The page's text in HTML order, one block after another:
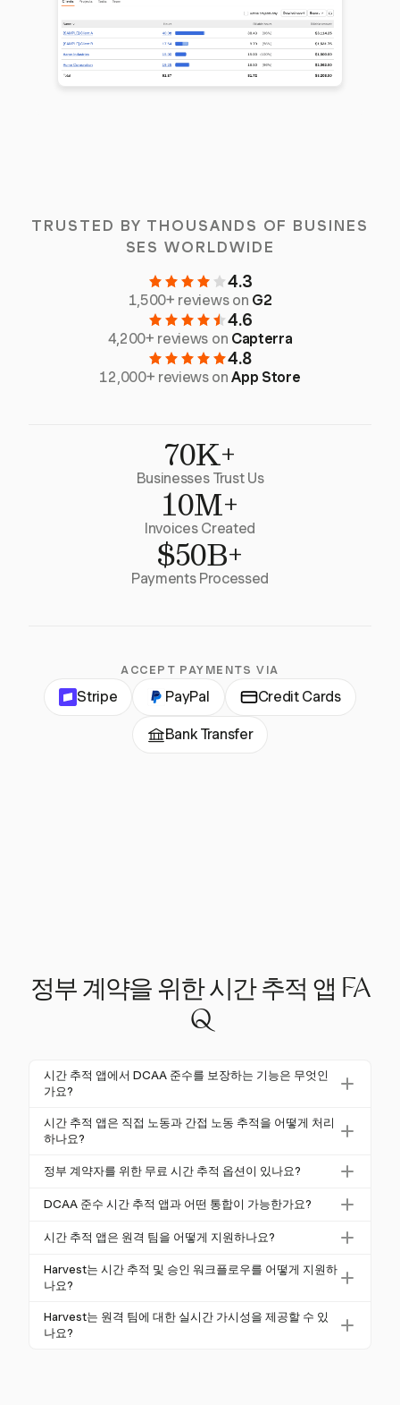
TRUSTED BY THOUSANDS OF BUSINES
SES WORLDWIDE
4.3
1,500+ reviews on G2
4.6
4,200+ reviews on Capterra
4.8
12,000+ reviews onApp Store
70K+
Businesses Trust Us
10M+
Invoices Created
$50B+
Payments Processed
ACCEPT PAYMENTS VIA
Stripe PayPal Credit Cards
Bank Transfer
정부 계약을 위한 시간 추적 앱 FA
Q
시간 추적 앱에서 DCAA 준수를 보장하는 기능은 무엇인
가요?
DCAA 준수 시간 추적 앱은 일일 시간 입력 강제, 상세
한 감사 기록, 다단계 승인 워크플로우 및 직접 및 간접
및 안전한 접근 제어도 필수적입니다.
시간 추적 앱은 직접 노동과 간접 노동 추적을 어떻게 처리
하나요?
준수 앱은 직접 및 간접 노동을 위한 별도의 청구 코드
하게 할당하도록 보장합니다. 이 구분은 정확한 노동
정부 계약자를 위한 무료 시간 추적 옵션이 있나요?
무료 옵션은 제한적이지만, 감사 기록 및 강력한 통제
소프트웨어를 권장합니다. 수동 시스템은 오류율이 높
DCAA 준수 시간 추적 앱과 어떤 통합이 가능한가요?
DCAA 준수 시간 추적 앱은 종종 QuickBooks 및 Sage
다. 이러한 통합은 데이터 입력을 간소화하고 재무 운
영의 일관성을 보장합니다.
시간 추적 앱은 원격 팀을 어떻게 지원하나요?
시간 추적 앱은 사용자 친화적인 인터페이스와 모바일
기능을 통해 직원이 어디서나 시간을 기록할 수 있도록
와 효율성을 보장합니다.
Harvest는 시간 추적 및 승인 워크플로우를 어떻게 지원하
나요?
Harvest는 관리자가 제출된 시간 기록을 검토, 승인 및
잠글 수 있도록 하여 준수 시간 기록 승인 워크플로우
Harvest는 원격 팀에 대한 실시간 가시성을 제공할 수 있
나요?